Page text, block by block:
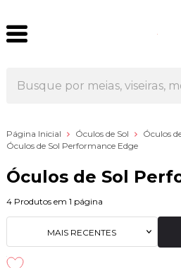
Página Inicial Óculos de Sol
Óculos
Óculos de Sol Performance Edge
Óculos de Sol
4 Produtos em 1 página
MAIS RECENTES